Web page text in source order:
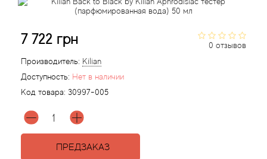
0 отзывов
7 722 грн
Производитель: Kilian
Доступность: Нет в наличии
Код товара: 30997-005
ПРЕДЗАКАЗ
Abercrombie Fitch
Absolument Parfumeur
Acca Kappa
Acqua di Parma
Контакты
Статьи